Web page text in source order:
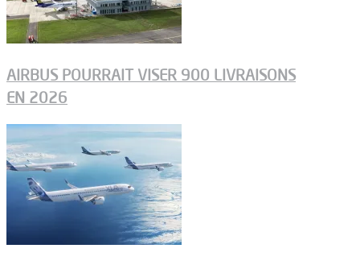
AIRBUS POURRAIT VISER 900 LIVRAISONS
EN 2026